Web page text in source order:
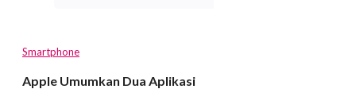
Smartphone
Apple Umumkan Dua Aplikasi